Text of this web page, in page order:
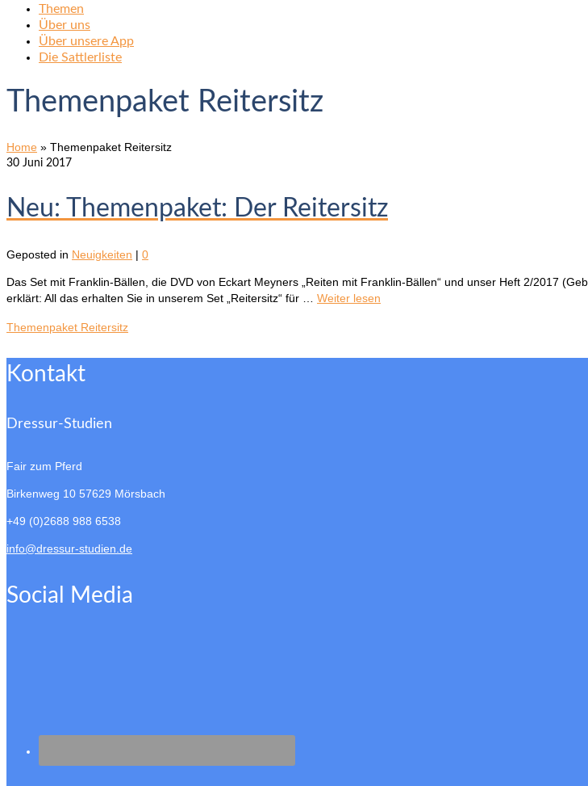
Themen
Über uns
Über unsere App
Die Sattlerliste
Themenpaket Reitersitz
Home » Themenpaket Reitersitz
30 Juni 2017
Neu: Themenpaket: Der Reitersitz
Geposted in Neuigkeiten | 0
Das Set mit Franklin-Bällen, die DVD von Eckart Meyners „Reiten mit Franklin-Bällen“ und unser Heft 2/2017
erklärt: All das erhalten Sie in unserem Set „Reitersitz“ für … Weiter lesen
Themenpaket Reitersitz
Kontakt
Dressur-Studien
Fair zum Pferd
Birkenweg 10 57629 Mörsbach
+49 (0)2688 988 6538
info@dressur-studien.de
Social Media